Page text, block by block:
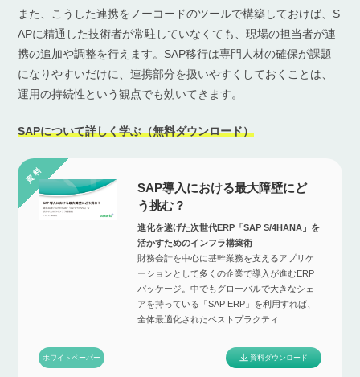
また、こうした連携をノーコードのツールで構築しておけば、S
APに精通した技術者が常駐していなくても、現場の担当者が連
携の追加や調整を行えます。SAP移行は専門人材の確保が課題
になりやすいだけに、連携部分を扱いやすくしておくことは、
運用の持続性という観点でも効いてきます。
SAPについて詳しく学ぶ（無料ダウンロード）
SAP導入における最大障壁にど
う挑む？
進化を遂げた次世代ERP「SAP S/4HANA」を
活かすためのインフラ構築術
財務会計を中心に基幹業務を支えるアプリケ
ーションとして多くの企業で導入が進むERP
パッケージ。中でもグローバルで大きなシェ
アを持っている「SAP ERP」を利用すれば、
全体最適化されたベストプラクティ...
ホワイトペーパー 資料ダウンロード